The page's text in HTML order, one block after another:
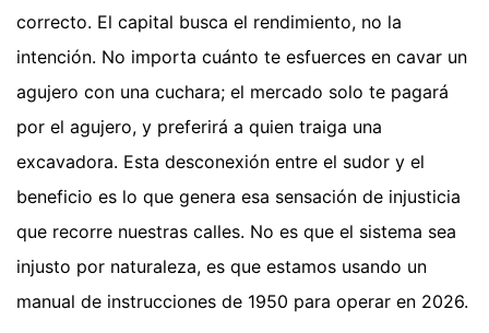
correcto. El capital busca el rendimiento, no la
intención. No importa cuánto te esfuerces en cavar un
agujero con una cuchara; el mercado solo te pagará
por el agujero, y preferirá a quien traiga una
excavadora. Esta desconexión entre el sudor y el
beneficio es lo que genera esa sensación de injusticia
que recorre nuestras calles. No es que el sistema sea
injusto por naturaleza, es que estamos usando un
manual de instrucciones de 1950 para operar en 2026.